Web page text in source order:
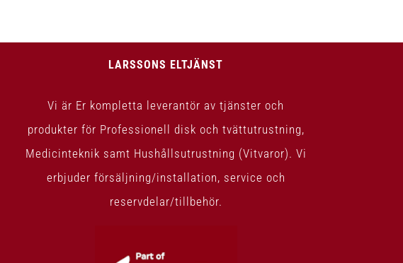
LARSSONS ELTJÄNST
Vi är Er kompletta leverantör av tjänster och
produkter för Professionell disk och tvättutrustning,
Medicinteknik samt Hushållsutrustning (Vitvaror). Vi
erbjuder försäljning/installation, service och
reservdelar/tillbehör.